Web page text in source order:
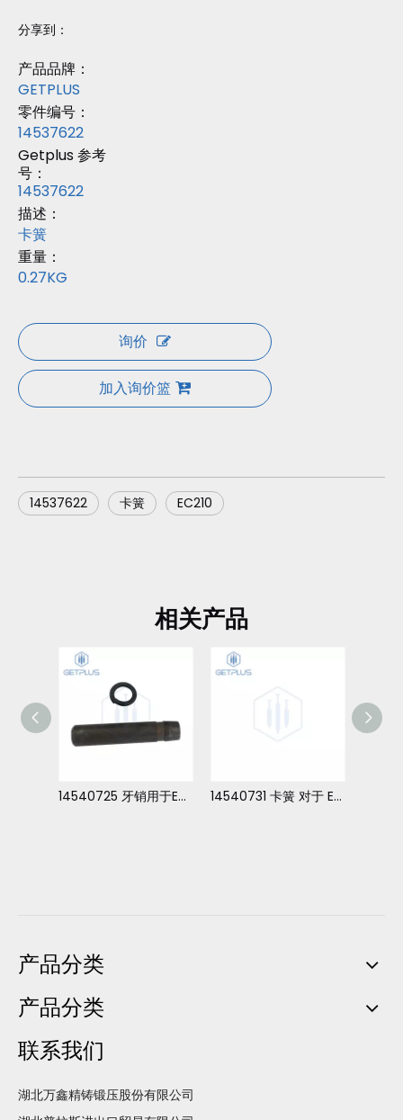
分享到：
产品品牌：
GETPLUS
零件编号：
14537622
Getplus 参考
号：
14537622
描述：
卡簧
重量：
0.27KG
询价
加入询价篮
14537622 卡簧 EC210
相关产品
14540725 牙销用于EC140 14540731 卡簧 对于 EC290
产品分类
产品分类
联系我们
湖北万鑫精铸锻压股份有限公司